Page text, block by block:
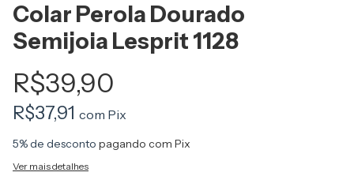
Colar Perola Dourado
Semijoia Lesprit 1128
R$39,90
R$37,91 com Pix
5% de desconto pagando com Pix
Ver mais detalhes